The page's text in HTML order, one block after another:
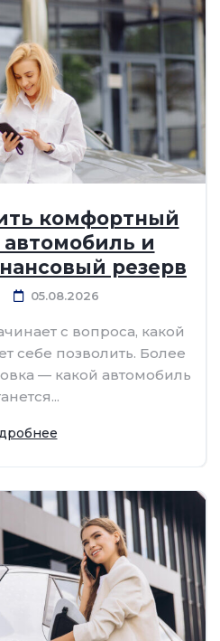
комфортный
и
резерв
05.08.2026
с вопроса, какой
себе позволить. Более
— какой автомобиль